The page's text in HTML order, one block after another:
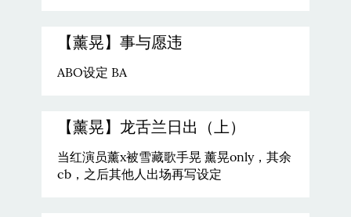
【薰晃】事与愿违
ABO设定 BA
【薰晃】龙舌兰日出（上）
当红演员薰x被雪藏歌手晃 薰晃only，其余
cb，之后其他人出场再写设定